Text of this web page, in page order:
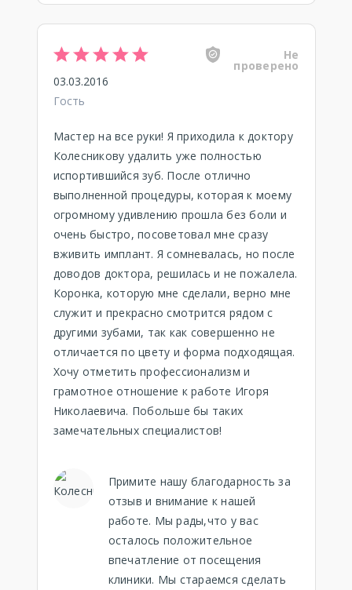
Не
проверено
03.03.2016
Гость
Мастер на все руки! Я приходила к доктору
Колесникову удалить уже полностью
испортившийся зуб. После отлично
выполненной процедуры, которая к моему
огромному удивлению прошла без боли и
очень быстро, посоветовал мне сразу
вживить имплант. Я сомневалась, но после
доводов доктора, решилась и не пожалела.
Коронка, которую мне сделали, верно мне
служит и прекрасно смотрится рядом с
другими зубами, так как совершенно не
отличается по цвету и форма подходящая.
Хочу отметить профессионализм и
грамотное отношение к работе Игоря
Николаевича. Побольше бы таких
замечательных специалистов!
Примите нашу благодарность за
отзыв и внимание к нашей
работе. Мы рады,что у вас
осталось положительное
впечатление от посещения
клиники. Мы стараемся сделать